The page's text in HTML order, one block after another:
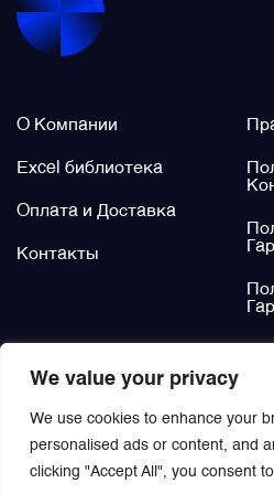
We value your privacy
We use cookies to enhance your
personalised ads or content, and
clicking "Accept All", you consent
О Компании
Excel библиотека
Оплата и Доставка
Контакты
Фильтры и фильтроэлементы
Электромеханизмы и